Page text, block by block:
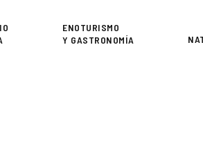
ENOTURISMO
Y GASTRONOMÍA